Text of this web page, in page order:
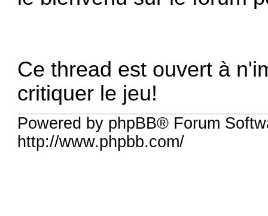
Ce thread est ouvert à
critiquer le jeu!
Powered by phpBB® Forum
http://www.phpbb.com/